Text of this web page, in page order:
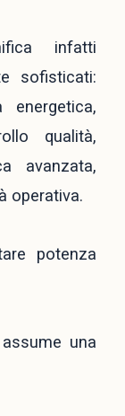
infatti
sofisticati:
energetica,
qualità,
avanzata,
operativa.
potenza
una